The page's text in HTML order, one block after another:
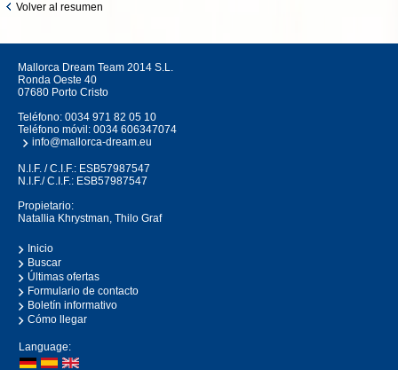
Volver al resumen
Mallorca Dream Team 2014 S.L.
Ronda Oeste 40
07680 Porto Cristo
Teléfono: 0034 971 82 05 10
Teléfono móvil: 0034 606347074
info@mallorca-dream.eu
N.I.F. / C.I.F.: ESB57987547
N.I.F./ C.I.F.: ESB57987547
Propietario:
Natallia Khrystman, Thilo Graf
Inicio
Buscar
Últimas ofertas
Formulario de contacto
Boletín informativo
Cómo llegar
Language: